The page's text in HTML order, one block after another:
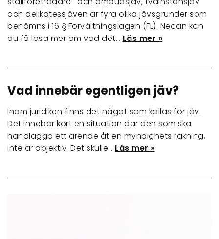
och delikatessjäven är fyra olika jävsgrunder som
benämns i 16 § Förvältningslagen (FL). Nedan kan
du få läsa mer om vad det… Läs mer »
Vad innebär egentligen jäv?
Inom juridiken finns det något som kallas för jäv.
Det innebär kort en situation där den som ska
handlägga ett ärende åt en myndighets räkning,
inte är objektiv. Det skulle… Läs mer »